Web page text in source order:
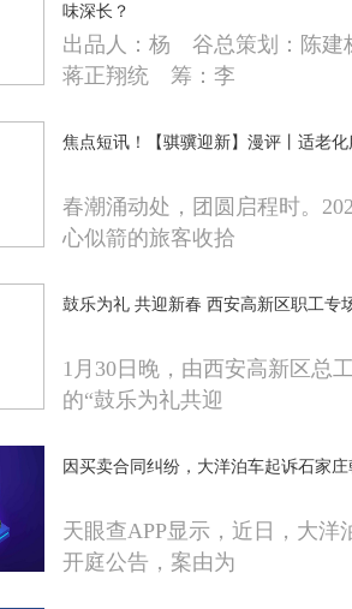
味深长？
出品人：杨 谷总策划：陈建
蒋正翔统 筹：李
焦点短讯！【骐骥迎新】漫评丨适老
春潮涌动处，团圆启程时。
心似箭的旅客收拾
鼓乐为礼 共迎新春 西安高新区职工专
1月30日晚，由西安高新区总
的“鼓乐为礼共迎
因买卖合同纠纷，大洋泊车起诉石家
天眼查APP显示，近日，大洋
开庭公告，案由为